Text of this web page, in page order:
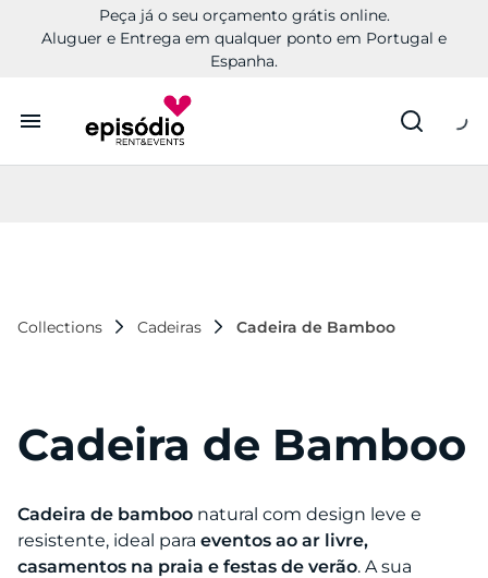
Peça já o seu orçamento grátis online.
Aluguer e Entrega em qualquer ponto em Portugal e
Espanha.
Aluguer
Collections Cadeiras Cadeira de Bamboo
Cadeira de Bamboo
Cadeira de bamboo natural com design leve e
resistente, ideal para eventos ao ar livre,
casamentos na praia e festas de verão. A sua